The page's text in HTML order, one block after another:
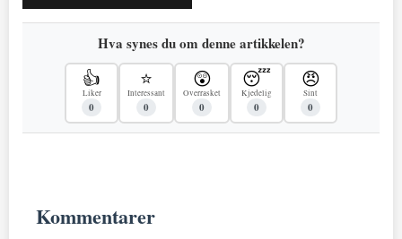
Hva synes du om denne artikkelen?
👍
Liker
0
⭐
Interessant
0
😲
Overrasket
0
😴
Kjedelig
0
😠
Sint
0
Kommentarer